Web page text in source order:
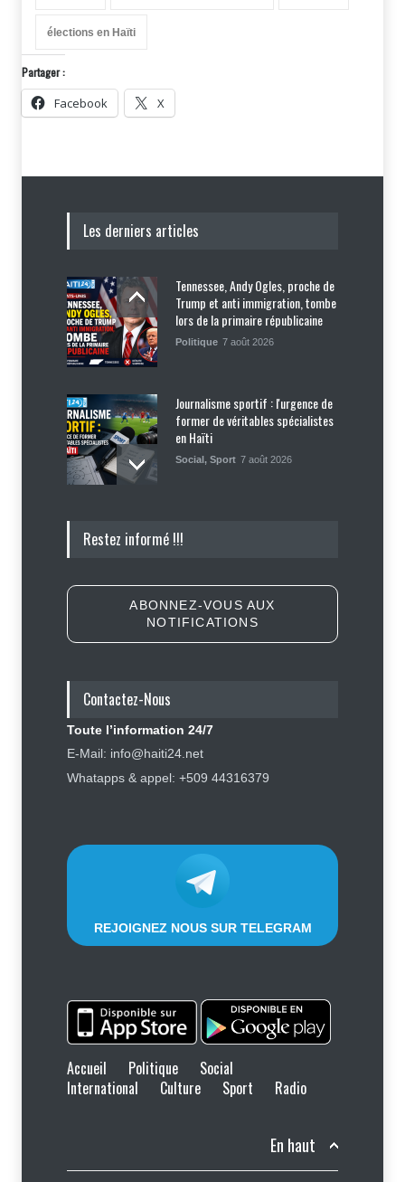
élections en Haïti
Partager :
Facebook X
Les derniers articles
Tennessee, Andy Ogles, proche de
Trump et anti immigration, tombe
lors de la primaire républicaine
Politique 7 août 2026
Journalisme sportif : l'urgence de
former de véritables spécialistes
en Haïti
Social, Sport 7 août 2026
internes profitent-elles aux gangs
Affaire Jovenel Moïse : peur
Retards, bagages perdus,
accidents : ce que chaque
Restez informé !!!
ABONNEZ-VOUS AUX
NOTIFICATIONS
Contactez-Nous
Toute l’information 24/7
E-Mail: info@haiti24.net
Whatapps & appel: +509 44316379
REJOIGNEZ NOUS SUR TELEGRAM
Accueil Politique
Social
International
Culture Sport Radio
En haut